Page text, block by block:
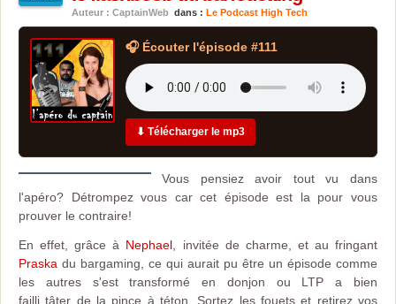
Auteur : CaptainWeb dans : Le Podcast High Tech
🎧 Écouter l'épisode #111
⬇ Télécharger le mp3
Vous pensiez avoir tout vu dans
l'apéro? Détrompez vous car cet épisode est la pour vous
prouver le contraire!
En effet, grâce à Nephael , invitée de charme, et au fringant
Praska du bargaming, ce qui aurait pu être un épisode comme
les autres s'est transformé en donjon ou LTP a bien
failli tâter de la pince à téton. Sortez les fouets et retirez vos